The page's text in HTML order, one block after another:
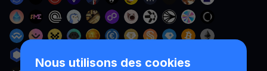
Nous utilisons des cookies